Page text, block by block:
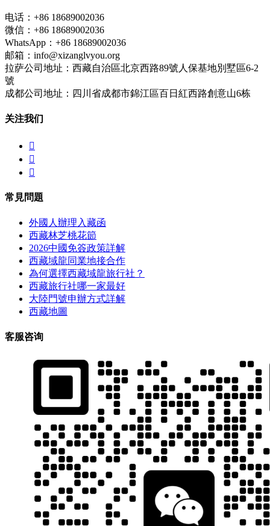
电话：+86 18689002036
微信：+86 18689002036
WhatsApp：+86 18689002036
邮箱：info@xizanglvyou.org
拉萨公司地址：西藏自治區北京西路89號人保基地別墅區6-2
號
成都公司地址：四川省成都市錦江區百日紅西路創意山6栋
关注我们



常見問題
外國人辦理入藏函
西藏林芝桃花節
2026中國免簽政策詳解
西藏域龍同業地接合作
為何選擇西藏域龍旅行社？
西藏旅行社哪一家最好
大陸門號申辦方式詳解
西藏地圖
客服咨询